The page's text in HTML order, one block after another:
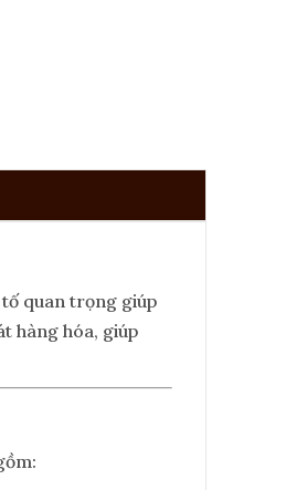
quan trọng giúp
hàng hóa, giúp